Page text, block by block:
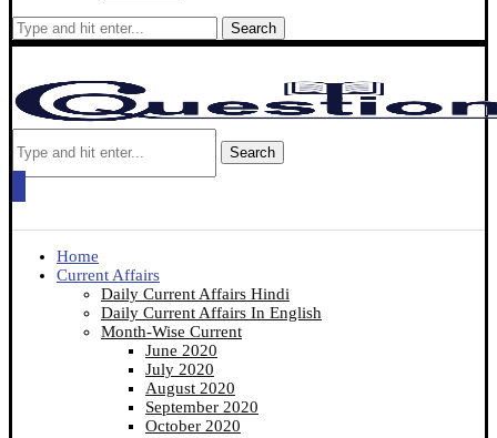
Search
Search
Home
Current Affairs
Daily Current Affairs Hindi
Daily Current Affairs In English
Month-Wise Current
June 2020
July 2020
August 2020
September 2020
October 2020